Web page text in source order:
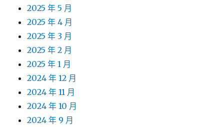
2025 年 5 月
2025 年 4 月
2025 年 3 月
2025 年 2 月
2025 年 1 月
2024 年 12 月
2024 年 11 月
2024 年 10 月
2024 年 9 月